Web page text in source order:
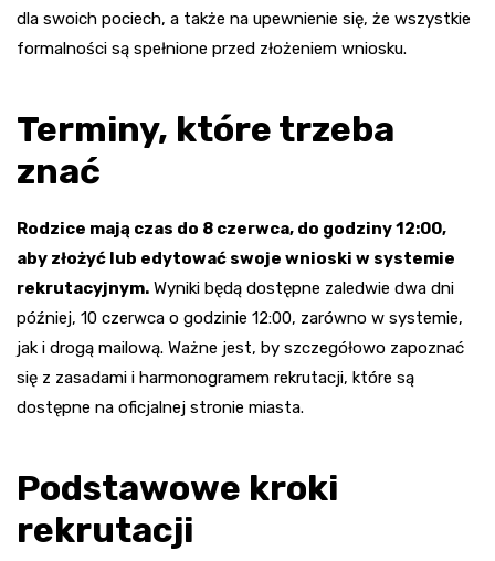
dla swoich pociech, a także na upewnienie się, że wszystkie
formalności są spełnione przed złożeniem wniosku.
Terminy, które trzeba
znać
Rodzice mają czas do 8 czerwca, do godziny 12:00,
aby złożyć lub edytować swoje wnioski w systemie
rekrutacyjnym. Wyniki będą dostępne zaledwie dwa dni
później, 10 czerwca o godzinie 12:00, zarówno w systemie,
jak i drogą mailową. Ważne jest, by szczegółowo zapoznać
się z zasadami i harmonogramem rekrutacji, które są
dostępne na oficjalnej stronie miasta.
Podstawowe kroki
rekrutacji